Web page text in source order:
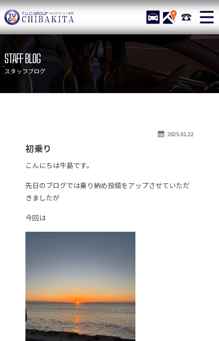
TUCグループ メルセデスベ
STOCK ACCESS 043-
ニュース
在庫リスト
目玉車両一覧
店舗紹介
保証＆サービス
アクセスマップ
自動車保険
会社概要
STAFF BLOG
スタッフブログ
2025.01.22
初乗り
こんにちは牛島です。
先日のブログでは乗り納め投稿をアップさせていただ
きましたが
今回は